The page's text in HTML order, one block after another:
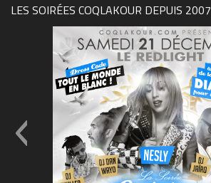
LES SOIRÉES COQLAKOUR DEPUIS 2007